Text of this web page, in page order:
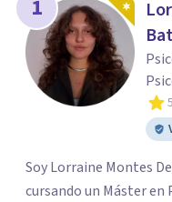
1
5
Soy Lorraine Montes
cursando un Máster en